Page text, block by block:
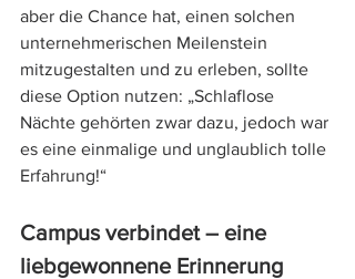
aber die Chance hat, einen solchen
unternehmerischen Meilenstein
mitzugestalten und zu erleben, sollte
diese Option nutzen: „Schlaflose
Nächte gehörten zwar dazu, jedoch war
es eine einmalige und unglaublich tolle
Erfahrung!“
Campus verbindet – eine
liebgewonnene Erinnerung